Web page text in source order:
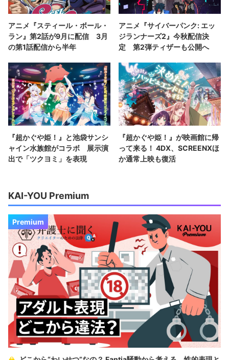
アニメ『スティール・ボール・
ラン』第2話が9月に配信 3月
の第1話配信から半年
アニメ『サイバーパンク: エッ
ジランナーズ2』今秋配信決
定 第2弾ティザーも公開へ
『超かぐや姫！』と池袋サンシ
ャイン水族館がコラボ 展示演
出で「ツクヨミ」を表現
『超かぐや姫！』が映画館に帰
って来る！ 4DX、SCREENXほ
か通常上映も復活
KAI-YOU Premium
Premium